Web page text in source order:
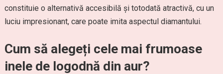
constituie o alternativă accesibilă și totodată atractivă, cu un
luciu impresionant, care poate imita aspectul diamantului.
Cum să alegeți cele mai frumoase
inele de logodnă din aur?